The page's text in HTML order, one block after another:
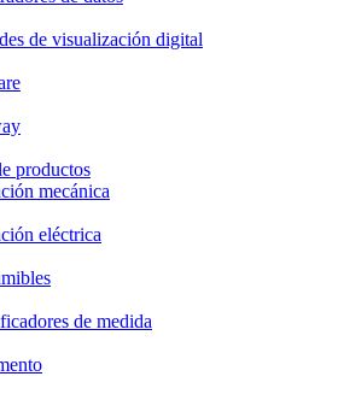
de visualización digital
productos
mecánica
eléctrica
de medida